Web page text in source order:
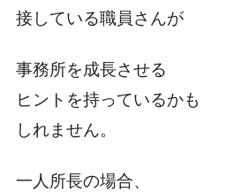
接している職員さんが
事務所を成長させる
ヒントを持っているかも
しれません。
一人所長の場合、